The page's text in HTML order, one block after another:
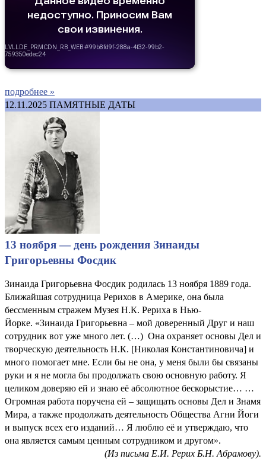
подробнее »
12.11.2025 ПАМЯТНЫЕ ДАТЫ
13 ноября — день рождения Зинаиды
Григорьевны Фосдик
Зинаида Григорьевна Фосдик родилась 13 ноября 1889 года.
Ближайшая сотрудница Рерихов в Америке, она была
бессменным стражем Музея Н.К. Рериха в Нью-
Йорке. «Зинаида Григорьевна – мой доверенный Друг и наш
сотрудник вот уже много лет. (…) Она охраняет основы Дел и
творческую деятельность Н.К. [Николая Константиновича] и
много помогает мне. Если бы не она, у меня были бы связаны
руки и я не могла бы продолжать свою основную работу. Я
целиком доверяю ей и знаю её абсолютное бескорыстие… …
Огромная работа поручена ей – защищать основы Дел и Знамя
Мира, а также продолжать деятельность Общества Агни Йоги
и выпуск всех его изданий… Я люблю её и утверждаю, что
она является самым ценным сотрудником и другом».
(Из письма Е.И. Рерих Б.Н. Абрамову).